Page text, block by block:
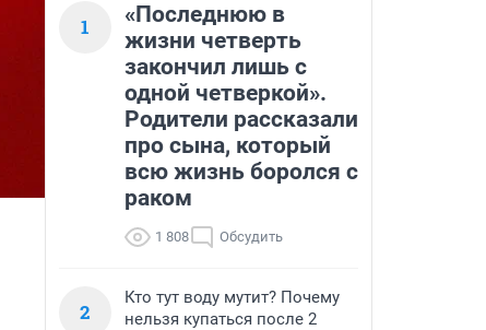
1
«Последнюю в
жизни четверть
закончил лишь с
одной четверкой».
Родители рассказали
про сына, который
всю жизнь боролся с
раком
1 808 Обсудить
2
Кто тут воду мутит? Почему
нельзя купаться после 2